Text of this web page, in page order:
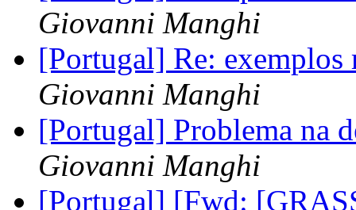
Giovanni Manghi
[Portugal] Re: exemplos
Giovanni Manghi
[Portugal] Problema na
Giovanni Manghi
[Portugal] [Fwd: